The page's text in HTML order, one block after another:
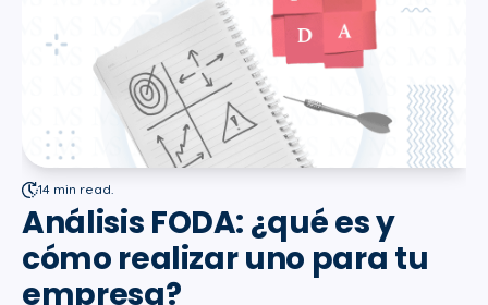
14 min read.
Análisis FODA: ¿qué es y
cómo realizar uno para tu
empresa?